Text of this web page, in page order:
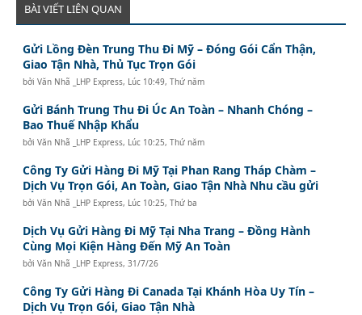
BÀI VIẾT LIÊN QUAN
Gửi Lồng Đèn Trung Thu Đi Mỹ – Đóng Gói Cẩn Thận,
Giao Tận Nhà, Thủ Tục Trọn Gói
bởiVăn Nhã _LHP Express, Lúc 10:49, Thứ năm
Gửi Bánh Trung Thu Đi Úc An Toàn – Nhanh Chóng –
Bao Thuế Nhập Khẩu
bởiVăn Nhã _LHP Express, Lúc 10:25, Thứ năm
Công Ty Gửi Hàng Đi Mỹ Tại Phan Rang Tháp Chàm –
Dịch Vụ Trọn Gói, An Toàn, Giao Tận Nhà Nhu cầu gửi
bởiVăn Nhã _LHP Express, Lúc 10:25, Thứ ba
Dịch Vụ Gửi Hàng Đi Mỹ Tại Nha Trang – Đồng Hành
Cùng Mọi Kiện Hàng Đến Mỹ An Toàn
bởiVăn Nhã _LHP Express,31/7/26
Công Ty Gửi Hàng Đi Canada Tại Khánh Hòa Uy Tín –
Dịch Vụ Trọn Gói, Giao Tận Nhà